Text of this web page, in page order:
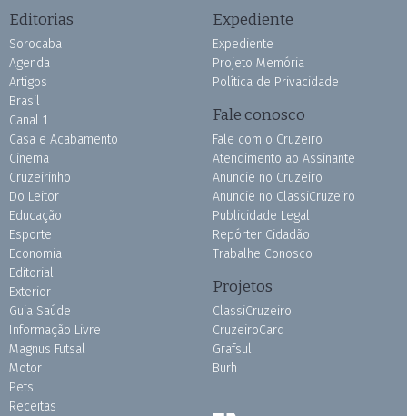
Editorias
Sorocaba
Agenda
Artigos
Brasil
Canal 1
Casa e Acabamento
Cinema
Cruzeirinho
Do Leitor
Educação
Esporte
Economia
Editorial
Exterior
Guia Saúde
Informação Livre
Magnus Futsal
Motor
Pets
Receitas
Expediente
Expediente
Projeto Memória
Política de Privacidade
Fale conosco
Fale com o Cruzeiro
Atendimento ao Assinante
Anuncie no Cruzeiro
Anuncie no ClassiCruzeiro
Publicidade Legal
Repórter Cidadão
Trabalhe Conosco
Projetos
ClassiCruzeiro
CruzeiroCard
Grafsul
Burh